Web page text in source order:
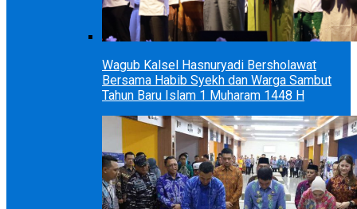
Wagub Kalsel Hasnuryadi Bersholawat
Bersama Habib Syekh dan Warga Sambut
Tahun Baru Islam 1 Muharam 1448 H